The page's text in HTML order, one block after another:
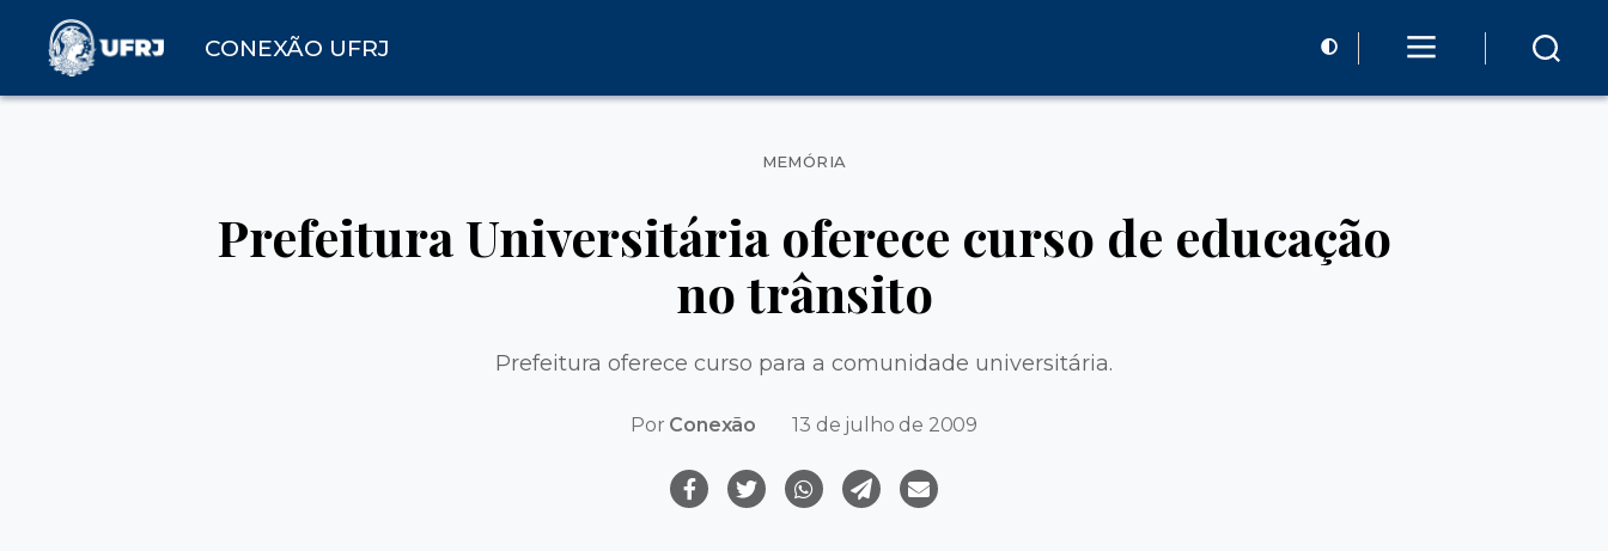
CONEXÃO UFRJ
Categorias
MEMÓRIA
Prefeitura Universitária oferece curso de educação
no trânsito
Prefeitura oferece curso para a comunidade universitária.
Por Conexão 13 de julho de 2009